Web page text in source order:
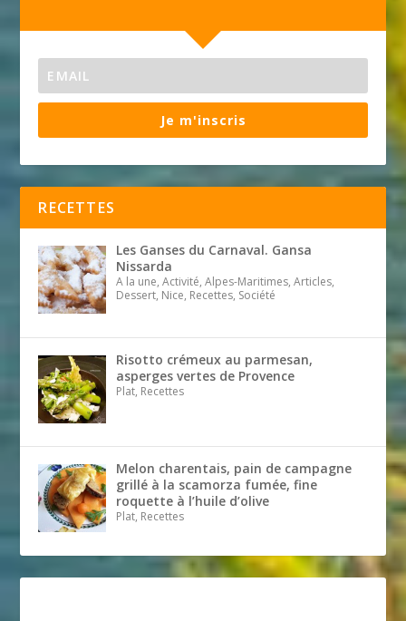
Je m'inscris
RECETTES
Les Ganses du Carnaval. Gansa
Nissarda
A la une, Activité, Alpes-Maritimes, Articles,
Dessert, Nice, Recettes, Société
Risotto crémeux au parmesan,
asperges vertes de Provence
Plat, Recettes
Melon charentais, pain de campagne
grillé à la scamorza fumée, fine
roquette à l’huile d’olive
Plat, Recettes